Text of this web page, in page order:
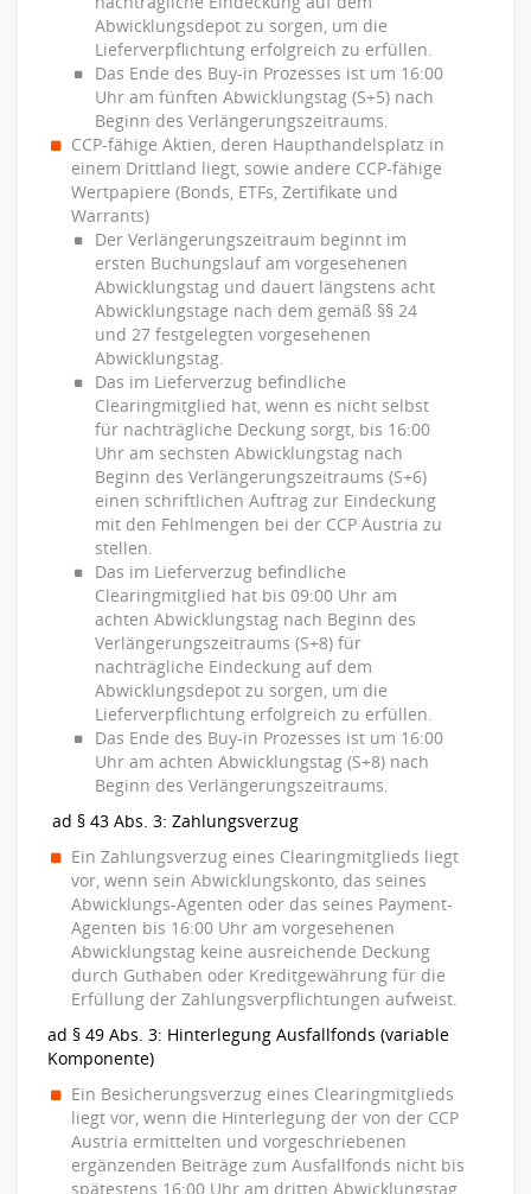
Abwicklungsdepot zu sorgen, um die
Lieferverpflichtung erfolgreich zu erfüllen.
Das Ende des Buy-in Prozesses ist um 16:00
Uhr am fünften Abwicklungstag (S+5) nach
Beginn des Verlängerungszeitraums.
CCP-fähige Aktien, deren Haupthandelsplatz in
einem Drittland liegt, sowie andere CCP-fähige
Wertpapiere (Bonds, ETFs, Zertifikate und
Warrants)
Der Verlängerungszeitraum beginnt im
ersten Buchungslauf am vorgesehenen
Abwicklungstag und dauert längstens acht
Abwicklungstage nach dem gemäß §§ 24
und 27 festgelegten vorgesehenen
Abwicklungstag.
Das im Lieferverzug befindliche
Clearingmitglied hat, wenn es nicht selbst
für nachträgliche Deckung sorgt, bis 16:00
Uhr am sechsten Abwicklungstag nach
Beginn des Verlängerungszeitraums (S+6)
einen schriftlichen Auftrag zur Eindeckung
mit den Fehlmengen bei der CCP Austria zu
stellen.
Das im Lieferverzug befindliche
Clearingmitglied hat bis 09:00 Uhr am
achten Abwicklungstag nach Beginn des
Verlängerungszeitraums (S+8) für
nachträgliche Eindeckung auf dem
Abwicklungsdepot zu sorgen, um die
Lieferverpflichtung erfolgreich zu erfüllen.
Das Ende des Buy-in Prozesses ist um 16:00
Uhr am achten Abwicklungstag (S+8) nach
Beginn des Verlängerungszeitraums.
ad § 43 Abs. 3: Zahlungsverzug
Ein Zahlungsverzug eines Clearingmitglieds liegt
vor, wenn sein Abwicklungskonto, das seines
Abwicklungs-Agenten oder das seines Payment-
Agenten bis 16:00 Uhr am vorgesehenen
Abwicklungstag keine ausreichende Deckung
durch Guthaben oder Kreditgewährung für die
Erfüllung der Zahlungsverpflichtungen aufweist.
ad § 49 Abs. 3: Hinterlegung Ausfallfonds (variable
Komponente)
Ein Besicherungsverzug eines Clearingmitglieds
liegt vor, wenn die Hinterlegung der von der CCP
Austria ermittelten und vorgeschriebenen
ergänzenden Beiträge zum Ausfallfonds nicht bis
spätestens 16:00 Uhr am dritten Abwicklungstag